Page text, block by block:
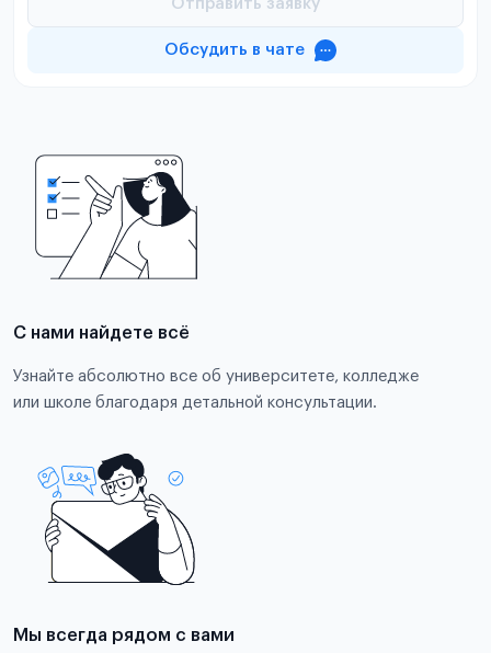
Отправить заявку
Обсудить в чате
С нами найдете всё
Узнайте абсолютно все об университете, колледже
или школе благодаря детальной консультации.
Мы всегда рядом с вами